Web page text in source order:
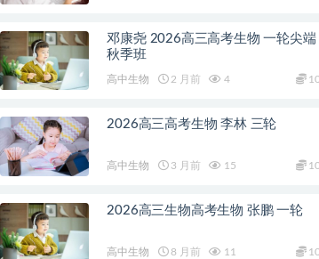
邓康尧 2026高三高考生物 一轮尖端
秋季班
高中生物 2 月前 4
2026高三高考生物 李林 三轮
高中生物 3 月前 15
2026高三生物高考生物 张鹏 一轮
高中生物 8 月前 11